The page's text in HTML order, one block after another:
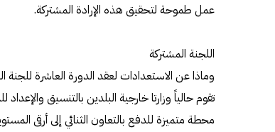
عمل طموحة لتحقيق هذه الإرادة المشتركة.
اللجنة المشتركة
وماذا عن الاستعدادات لعقد الدورة العاشرة للجنة
تقوم حالياً وزارتا خارجية البلدين بالتنسيق
محطة متميزة للدفع بالتعاون الثنائي إلى أرقى